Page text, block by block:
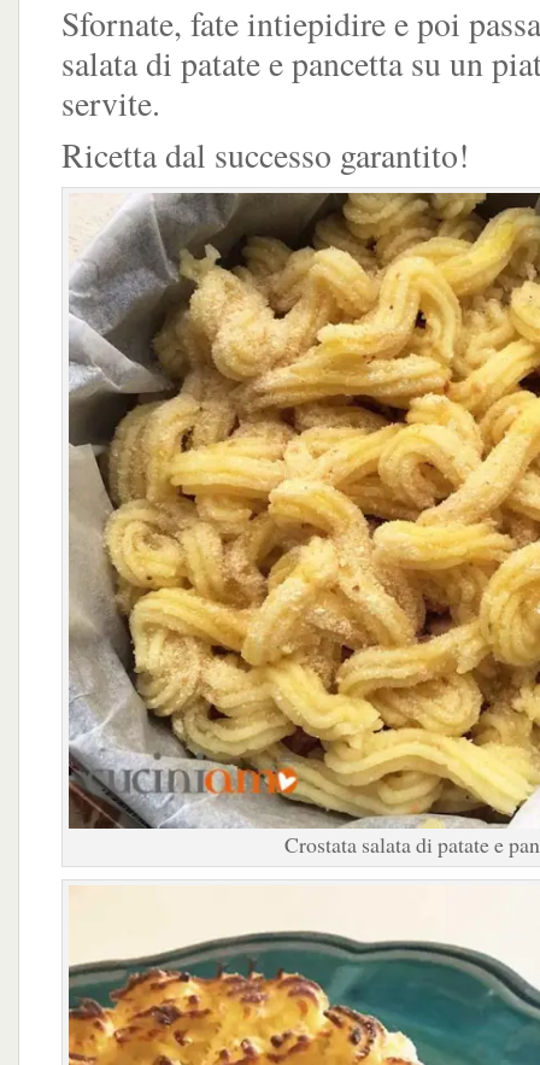
Sfornate, fate intiepidire e poi
salata di patate e pancetta su un
servite.
Ricetta dal successo garantito!
Crostata salata di patate e